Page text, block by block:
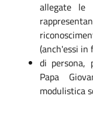
allegate le
(anch'essi in
di persona,
Papa
modulistica